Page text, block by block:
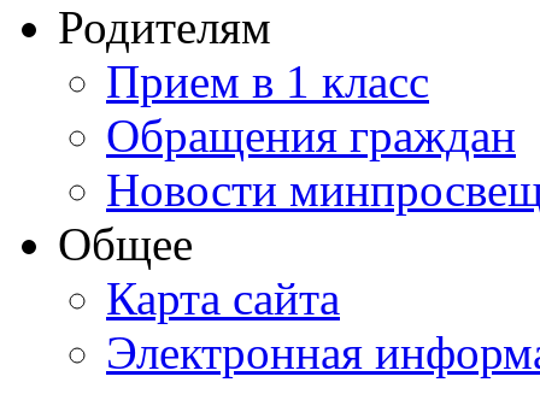
Родителям
Прием в 1 класс
Обращения граждан
Новости
Общее
Карта сайта
Электронная